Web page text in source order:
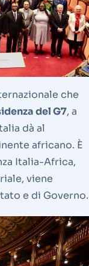
che
del G7, a
dà al
africano. È
Italia-Africa,
viene
e di Governo.